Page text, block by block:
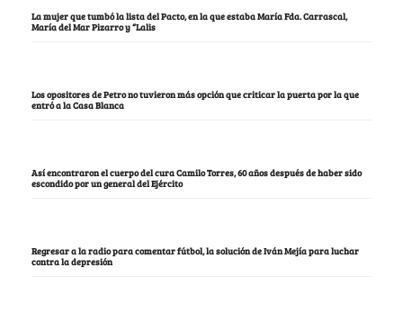
La mujer que tumbó la lista del Pacto, en la que estaba María Fda. Carrascal,
María del Mar Pizarro y “Lalis
Los opositores de Petro no tuvieron más opción que criticar la puerta por la que
entró a la Casa Blanca
Así encontraron el cuerpo del cura Camilo Torres, 60 años después de haber sido
escondido por un general del Ejército
Regresar a la radio para comentar fútbol, la solución de Iván Mejía para luchar
contra la depresión